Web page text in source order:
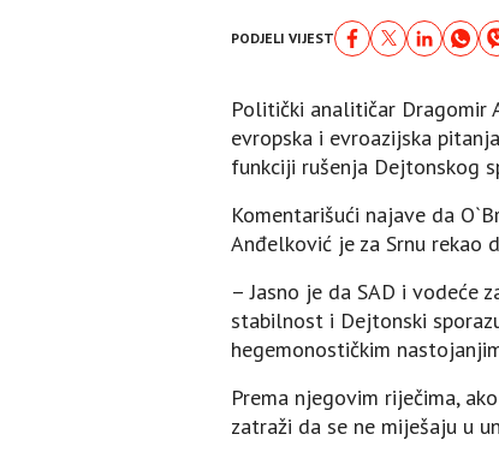
PODJELI VIJEST
Politički analitičar Dragomir
evropska i evroazijska
funkciji rušenja Dejtonskog
Komentarišući najave da
Anđelković je za Srnu rekao
– Јasno je da SAD i vodeće
stabilnost i Dejtonski
hegemonostičkim
Prema njegovim riječima,
zatraži da se ne miješaju u